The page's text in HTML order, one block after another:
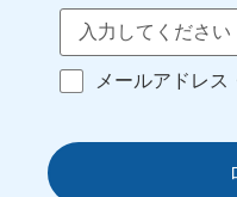
メールアドレス